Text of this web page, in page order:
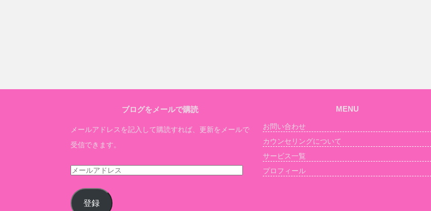
ブログをメールで購読
メールアドレスを記入して購読すれば、更新をメールで
受信できます。
メ
ル
登録
MENU
お問い合わせ
カウンセリングについて
サービス一覧
プロフィール